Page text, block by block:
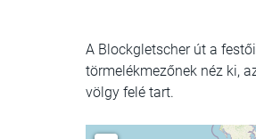
A Blockgletscher út a
törmelékmezőnek néz ki,
völgy felé tart.